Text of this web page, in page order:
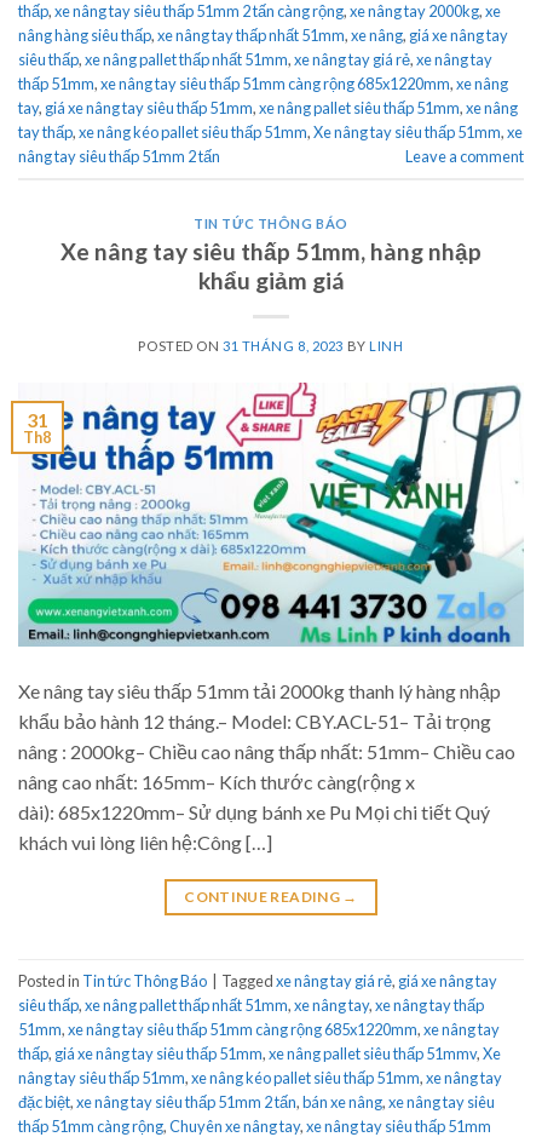
thấp,xe nâng tay siêu thấp 51mm 2 tấn càng rộng,xe nâng tay 2000kg,xe
nâng hàng siêu thấp,xe nâng tay thấp nhất 51mm,xe nâng, giá xe nâng tay
siêu thấp,xe nâng pallet thấp nhất 51mm,xe nâng tay giá rẻ,xe nâng tay
thấp 51mm,xe nâng tay siêu thấp 51mm càng rộng 685x1220mm,xe nâng
tay, giá xe nâng tay siêu thấp 51mm,xe nâng pallet siêu thấp 51mm,xe nâng
tay thấp,xe nâng kéo pallet siêu thấp 51mm,Xe nâng tay siêu thấp 51mm,xe
nâng tay siêu thấp 51mm 2 tấn
Leave a comment
TIN TỨC THÔNG BÁO
Xe nâng tay siêu thấp 51mm, hàng nhập
khẩu giảm giá
POSTED ON31 THÁNG 8, 2023 BYLINH
31
Th8
Xe nâng tay siêu thấp 51mm tải 2000kg thanh lý hàng nhập
khẩu bảo hành 12 tháng.– Model: CBY.ACL-51– Tải trọng
nâng : 2000kg– Chiều cao nâng thấp nhất: 51mm– Chiều cao
nâng cao nhất: 165mm– Kích thước càng(rộng x
dài): 685x1220mm– Sử dụng bánh xe Pu Mọi chi tiết Quý
khách vui lòng liên hệ:Công […]
CONTINUE READING →
Posted in Tin tức Thông Báo Taggedxe nâng tay giá rẻ, giá xe nâng tay
siêu thấp,xe nâng pallet thấp nhất 51mm,xe nâng tay,xe nâng tay thấp
51mm,xe nâng tay siêu thấp 51mm càng rộng 685x1220mm,xe nâng tay
thấp, giá xe nâng tay siêu thấp 51mm,xe nâng pallet siêu thấp 51mmv,Xe
nâng tay siêu thấp 51mm,xe nâng kéo pallet siêu thấp 51mm,xe nâng tay
đặc biệt,xe nâng tay siêu thấp 51mm 2 tấn,bán xe nâng,xe nâng tay siêu
thấp 51mm càng rộng,Chuyên xe nâng tay,xe nâng tay siêu thấp 51mm